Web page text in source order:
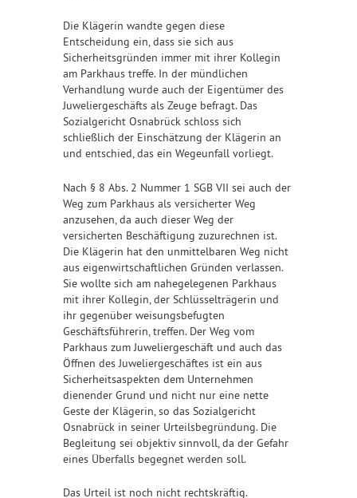
Die Klägerin wandte gegen diese
Entscheidung ein, dass sie sich aus
Sicherheitsgründen immer mit ihrer Kollegin
am Parkhaus treffe. In der mündlichen
Verhandlung wurde auch der Eigentümer des
Juweliergeschäfts als Zeuge befragt. Das
Sozialgericht Osnabrück schloss sich
schließlich der Einschätzung der Klägerin an
und entschied, das ein Wegeunfall vorliegt.
Nach § 8 Abs. 2 Nummer 1 SGB VII sei auch der
Weg zum Parkhaus als versicherter Weg
anzusehen, da auch dieser Weg der
versicherten Beschäftigung zuzurechnen ist.
Die Klägerin hat den unmittelbaren Weg nicht
aus eigenwirtschaftlichen Gründen verlassen.
Sie wollte sich am nahegelegenen Parkhaus
mit ihrer Kollegin, der Schlüsselträgerin und
ihr gegenüber weisungsbefugten
Geschäftsführerin, treffen. Der Weg vom
Parkhaus zum Juweliergeschäft und auch das
Öffnen des Juweliergeschäftes ist ein aus
Sicherheitsaspekten dem Unternehmen
dienender Grund und nicht nur eine nette
Geste der Klägerin, so das Sozialgericht
Osnabrück in seiner Urteilsbegründung. Die
Begleitung sei objektiv sinnvoll, da der Gefahr
eines Überfalls begegnet werden soll.
Das Urteil ist noch nicht rechtskräftig.